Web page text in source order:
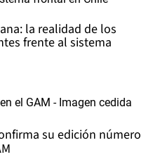
la realidad de los
frente al sistema
su edición número